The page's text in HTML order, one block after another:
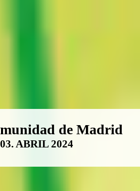
Comunidad de
de Madrid
ABRIL 2024